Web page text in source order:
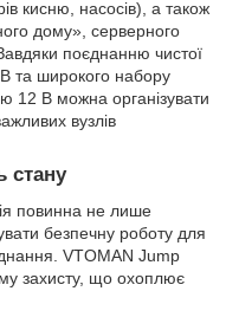
кисню, насосів), а також
дому», серверного
поєднанню чистої
В та широкого набору
12 В можна організувати
вузлів
стану
повинна не лише
безпечну роботу для
VTOMAN Jump
захисту, що охоплює